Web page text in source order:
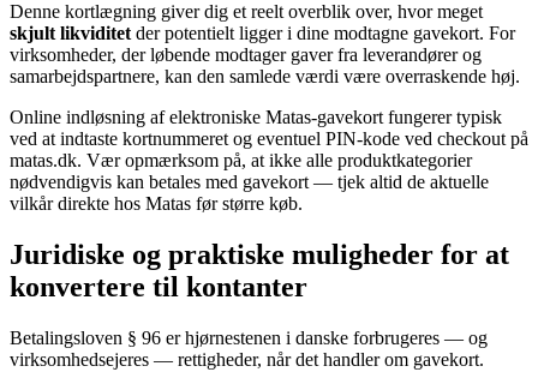
Denne kortlægning giver dig et reelt overblik over, hvor meget
skjult likviditetder potentielt ligger i dine modtagne gavekort. For
virksomheder, der løbende modtager gaver fra leverandører og
samarbejdspartnere, kan den samlede værdi være overraskende høj.
Online indløsning af elektroniske Matas-gavekort fungerer typisk
ved at indtaste kortnummeret og eventuel PIN-kode ved checkout på
matas.dk. Vær opmærksom på, at ikke alle produktkategorier
nødvendigvis kan betales med gavekort — tjek altid de aktuelle
vilkår direkte hos Matas før større køb.
Juridiske og praktiske muligheder for at
konvertere til kontanter
Betalingsloven § 96 er hjørnestenen i danske forbrugeres — og
virksomhedsejeres — rettigheder, når det handler om gavekort.